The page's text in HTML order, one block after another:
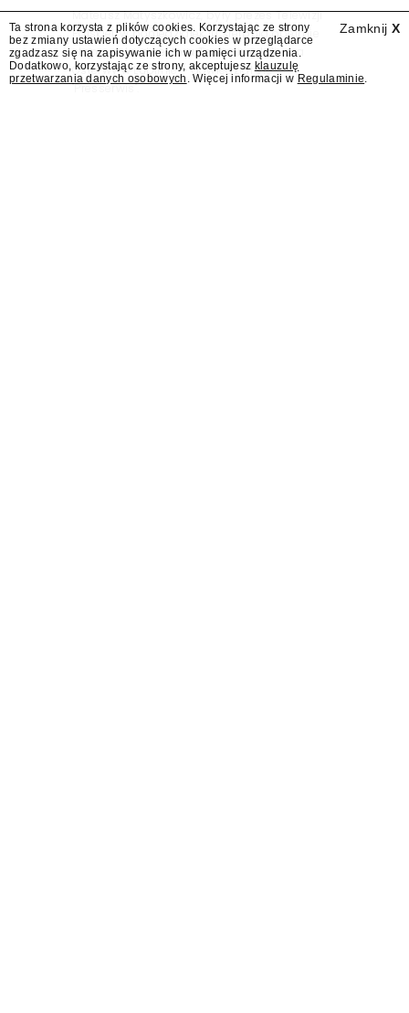
Mateusz Matyszkowicz, były prezes Telewizji
Polskiej, w poniedziałek 10 sierpnia obejmie
stanowisko dyrektora Teatru im. Juliusza
Osterwy w Lublinie – dowiedział się
"Presserwis".
Zamknij X
Ta strona korzysta z plików cookies. Korzystając ze strony
bez zmiany ustawień dotyczących cookies w przeglądarce
zgadzasz się na zapisywanie ich w pamięci urządzenia.
Dodatkowo, korzystając ze strony, akceptujesz klauzulę
przetwarzania danych osobowych . Więcej informacji w Regulaminie.